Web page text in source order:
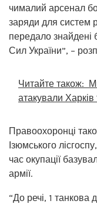
чималий арсенал
заряди для систем
передало знайдені
Сил України”, –
Читайте також:
атакували
Правоохоронці
Ізюмського
час окупації
армії.
“До речі, 1 танкова